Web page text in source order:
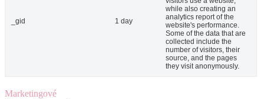
_gid 1 day
while also creating an
analytics report of the
website's performance.
Some of the data that are
collected include the
number of visitors, their
source, and the pages
they visit anonymously.
Marketingové